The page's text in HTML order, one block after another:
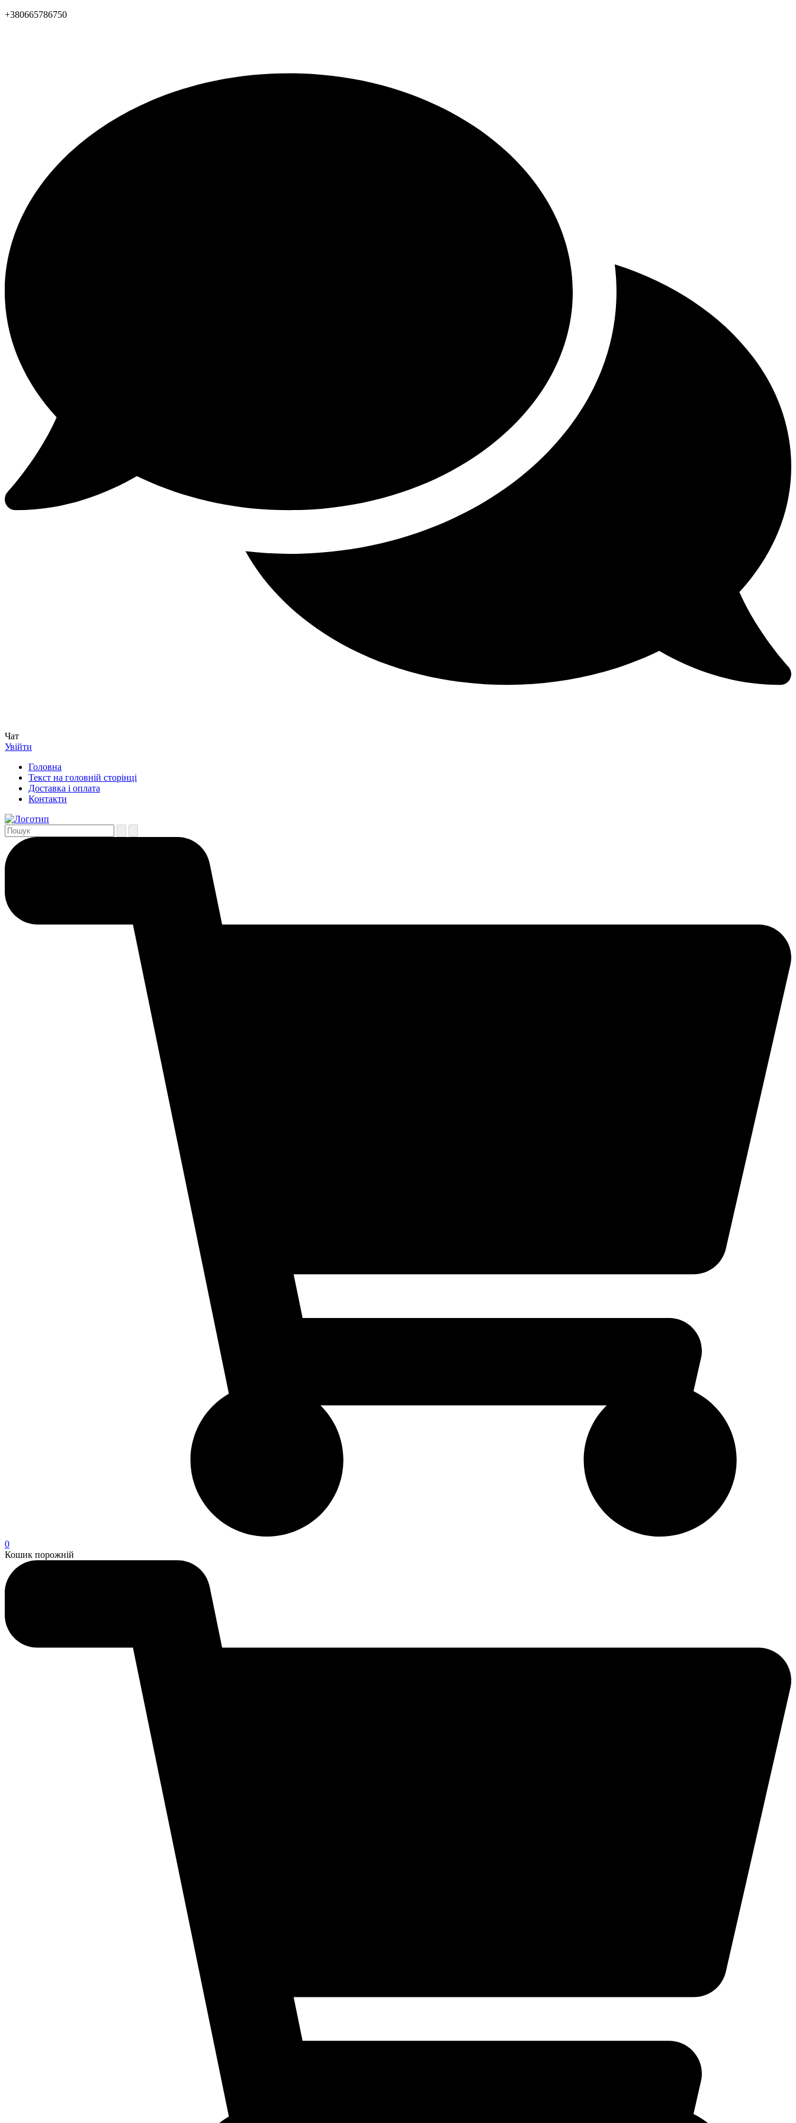
+380665786750
Чат
Увійти
Головна
Текст на головній сторінці
Доставка і оплата
Контакти
0
Кошик порожній